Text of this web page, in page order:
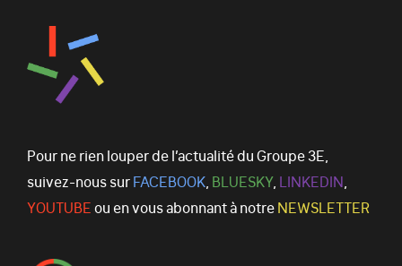
Pour ne rien louper de l’actualité du Groupe 3E,
suivez-nous surFACEBOOK BLUESKY, LINKEDIN
YOUTUBEou en vous abonnant à notreNEWSLETTER